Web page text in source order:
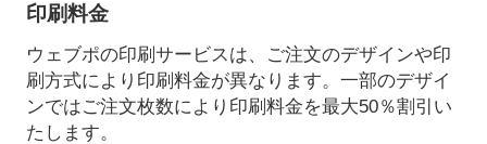
印刷料金
ウェブポの印刷サービスは、ご注文のデザインや印
刷方式により印刷料金が異なります。一部のデザイ
ンではご注文枚数により印刷料金を最大50％割引い
たします。